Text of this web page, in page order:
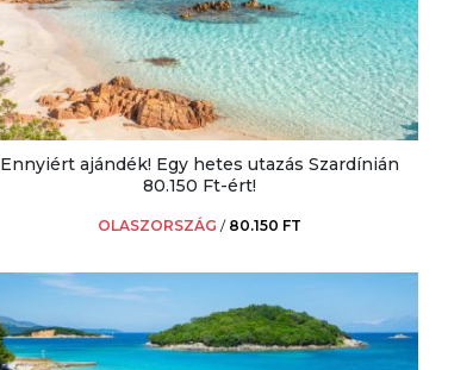
Ennyiért ajándék! Egy hetes utazás Szardínián
80.150 Ft-ért!
OLASZORSZÁG / 80.150 FT